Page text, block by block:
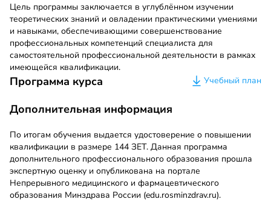
Цель программы заключается в углублённом изучении
теоретических знаний и овладении практическими умениями
и навыками, обеспечивающими совершенствование
профессиональных компетенций специалиста для
самостоятельной профессиональной деятельности в рамках
имеющейся квалификации.
Программа курса Учебный план
Дополнительная информация
По итогам обучения выдается удостоверение о повышении
квалификации в размере 144 ЗЕТ. Данная программа
дополнительного профессионального образования прошла
экспертную оценку и опубликована на портале
Непрерывного медицинского и фармацевтического
образования Минздрава России (edu.rosminzdrav.ru).